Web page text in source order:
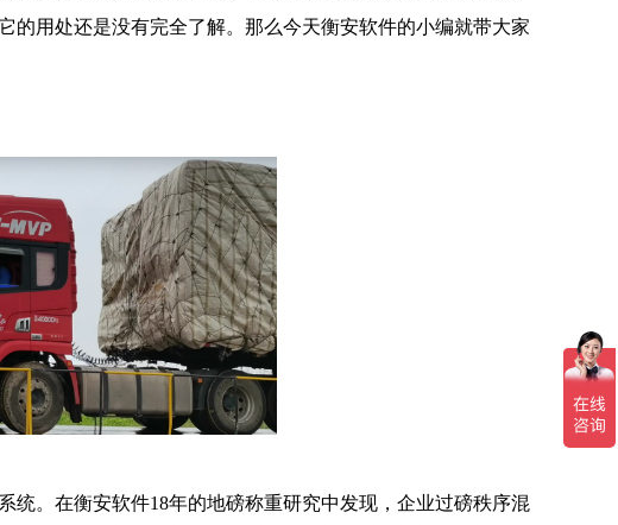
的用处还是没有完全了解。那么今天衡安软件的小编就带大家
。在衡安软件18年的地磅称重研究中发现，企业过磅秩序混